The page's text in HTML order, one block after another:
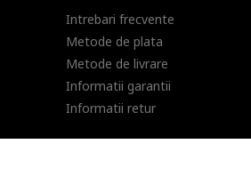
Intrebari frecvente
Metode de plata
Metode de livrare
Informatii garantii
Informatii retur